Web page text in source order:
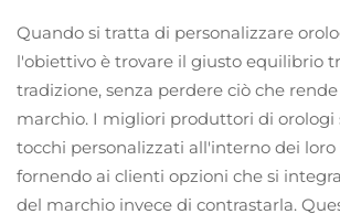
Quando si tratta di personalizzare
l'obiettivo è trovare il giusto equilibrio
tradizione, senza perdere ciò che
marchio. I migliori produttori di orologi
tocchi personalizzati all'interno dei
fornendo ai clienti opzioni che si
del marchio invece di contrastarla.